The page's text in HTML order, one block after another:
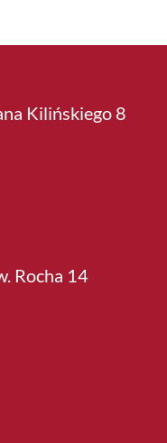
Kilińskiego 8
Rocha 14